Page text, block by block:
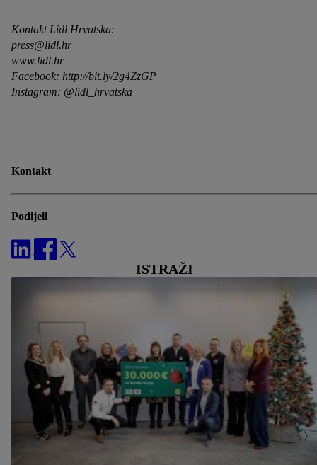
Kontakt Lidl Hrvatska:
press@lidl.hr
www.lidl.hr
Facebook: http://bit.ly/2g4ZzGP
Instagram: @lidl_hrvatska
Kontakt
Podijeli
ISTRAŽI